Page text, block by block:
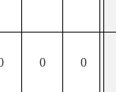
0 0